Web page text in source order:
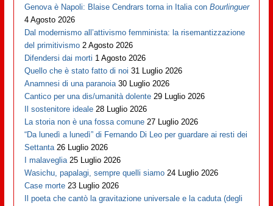
Genova è Napoli: Blaise Cendrars torna in Italia conBourlinguer
4 Agosto 2026
Dal modernismo all’attivismo femminista: la risemantizzazione
del primitivismo 2 Agosto 2026
Difendersi dai morti 1 Agosto 2026
Quello che è stato fatto di noi 31 Luglio 2026
Anamnesi di una paranoia 30 Luglio 2026
Cantico per una dis/umanità dolente 29 Luglio 2026
Il sostenitore ideale 28 Luglio 2026
La storia non è una fossa comune 27 Luglio 2026
“Da lunedì a lunedì” di Fernando Di Leo per guardare ai resti dei
Settanta 26 Luglio 2026
I malaveglia 25 Luglio 2026
Wasichu, papalagi, sempre quelli siamo 24 Luglio 2026
Case morte 23 Luglio 2026
Il poeta che cantò la gravitazione universale e la caduta (degli